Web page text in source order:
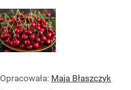
Opracowała: Maja Błaszczyk